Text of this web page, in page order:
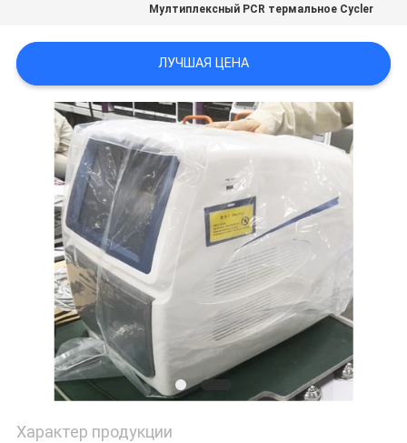
POLICY
Мултиплексный PCR термальное Cycler
ЛУЧШАЯ ЦЕНА
Характер продукции